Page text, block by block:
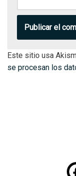
Este sitio usa
se procesan los